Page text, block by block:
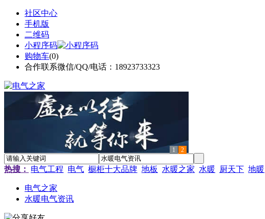
社区中心
手机版
二维码
小程序码
购物车(0)
合作联系微信/QQ/电话：18923733323
1 2
热搜： 电气工程 电气 橱柜十大品牌 地板 水暖之家 水暖 厨天下 地暖
电气之家
水暖电气资讯